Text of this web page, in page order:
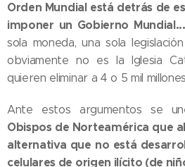
Orden Mundial está detrás de
imponer un Gobierno Mundial...
sola moneda, una sola
obviamente no es la Iglesia
quieren eliminar a 4 o 5 mil
Ante estos argumentos se
Obispos de Norteamérica que
alternativa que no está
celulares de origen ilícito (de